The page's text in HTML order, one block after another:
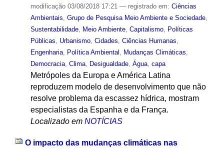
modificação03/08/2018 17:21 — registrado em: Ciências
Ambientais, Grupo de Pesquisa Meio Ambiente e Sociedade,
Sustentabilidade, Meio Ambiente, Capitalismo, Políticas
Públicas, Urbanismo, Cidades, Ciências Humanas,
Engenharia, Política Ambiental , Mudanças Climáticas,
Democracia, Clima, Desigualdade, Água, capa
Metrópoles da Europa e América Latina
reproduzem modelo de desenvolvimento que não
resolve problema da escassez hídrica, mostram
especialistas da Espanha e da França.
Localizado em NOTÍCIAS
O impacto das mudanças climáticas nas